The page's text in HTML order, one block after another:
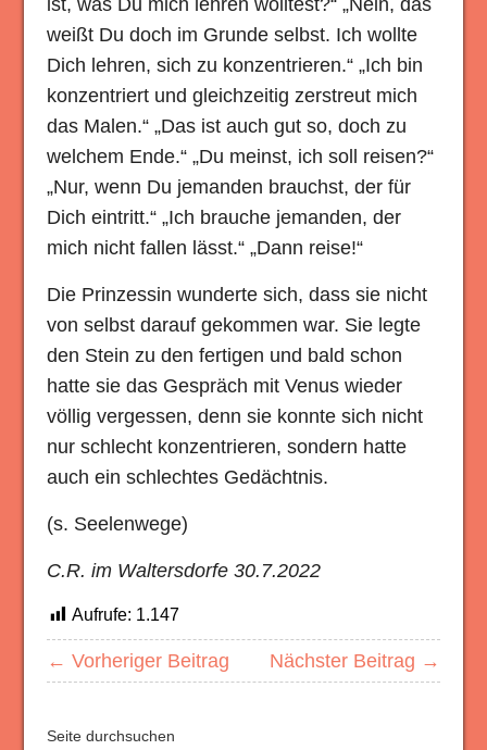
ist, was Du mich lehren wolltest?“ „Nein, das
weißt Du doch im Grunde selbst. Ich wollte
Dich lehren, sich zu konzentrieren.“ „Ich bin
konzentriert und gleichzeitig zerstreut mich
das Malen.“ „Das ist auch gut so, doch zu
welchem Ende.“ „Du meinst, ich soll reisen?“
„Nur, wenn Du jemanden brauchst, der für
Dich eintritt.“ „Ich brauche jemanden, der
mich nicht fallen lässt.“ „Dann reise!“
Die Prinzessin wunderte sich, dass sie nicht
von selbst darauf gekommen war. Sie legte
den Stein zu den fertigen und bald schon
hatte sie das Gespräch mit Venus wieder
völlig vergessen, denn sie konnte sich nicht
nur schlecht konzentrieren, sondern hatte
auch ein schlechtes Gedächtnis.
(s. Seelenwege)
C.R. im Waltersdorfe 30.7.2022
Aufrufe: 1.147
← Vorheriger Beitrag Nächster Beitrag →
Seite durchsuchen